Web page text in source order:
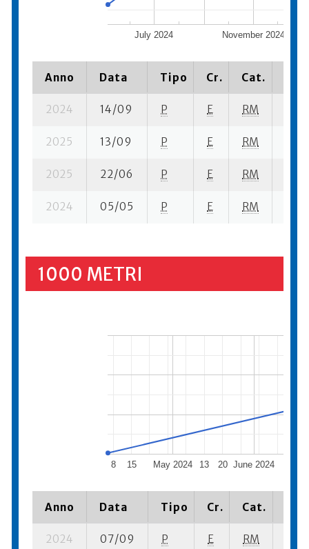
July 2024 November 2024
Anno Data Tipo Cr. Cat.
2024 14/09 P E RM
2025 13/09 P E RM
2025 22/06 P E RM
2024 05/05 P E RM
1000 METRI
May 2024 June 2024
8 15 13 20
Anno Data Tipo Cr. Cat.
2024 07/09 P E RM